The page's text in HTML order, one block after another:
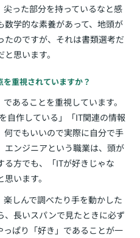
った部分を持っているなと感
数学的な素養があって、地頭が
たのですが、それは書類選考だ
思います。
重視されていますか？
あることを重視しています。
自作している」「IT関連の情報
でもいいので実際に自分で手
エンジニアという職業は、頭が
る方でも、「ITが好きじゃな
います。
しんで調べたり手を動かした
、長いスパンで見たときに必ず
ぱり「好き」であることが一